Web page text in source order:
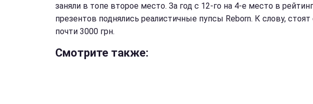
заняли в топе второе место. За год с 12-го на 4-е место в
презентов поднялись реалистичные пупсы Reborn. К слову, стоят
почти 3000 грн.
Смотрите также: